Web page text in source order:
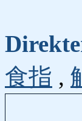
食指 ,